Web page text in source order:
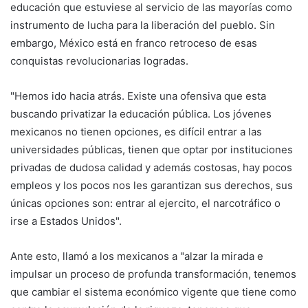
educación que estuviese al servicio de las mayorías como
instrumento de lucha para la liberación del pueblo. Sin
embargo, México está en franco retroceso de esas
conquistas revolucionarias logradas.
"Hemos ido hacia atrás. Existe una ofensiva que esta
buscando privatizar la educación pública. Los jóvenes
mexicanos no tienen opciones, es difícil entrar a las
universidades públicas, tienen que optar por instituciones
privadas de dudosa calidad y además costosas, hay pocos
empleos y los pocos nos les garantizan sus derechos, sus
únicas opciones son: entrar al ejercito, el narcotráfico o
irse a Estados Unidos".
Ante esto, llamó a los mexicanos a "alzar la mirada e
impulsar un proceso de profunda transformación, tenemos
que cambiar el sistema económico vigente que tiene como